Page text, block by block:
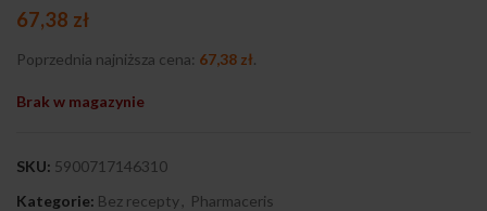
67,38 zł
Poprzednia najniższa cena: 67,38 zł.
Brak w magazynie
SKU: 5900717146310
Kategorie: Bez recepty Pharmaceris